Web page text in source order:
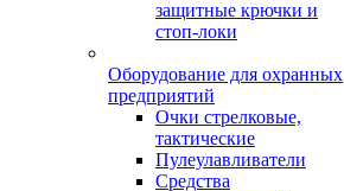
защитные крючки и
стоп-локи
Оборудование для охранных
предприятий
Очки стрелковые,
тактические
Пулеулавливатели
Средства